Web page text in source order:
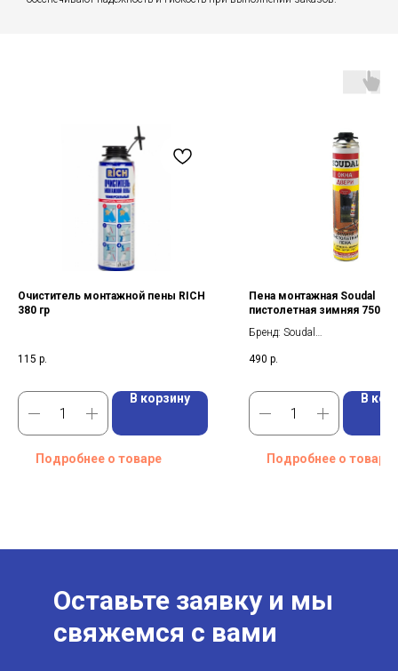
Очиститель монтажной пены RICH
380 гр
115 р.
В корзину
Подробнее о товаре
Пена монтажная Soudal
пистолетная зимняя 750 мл
Бренд: Soudal
Тип: Пена монтажная
490 р.
В
Подробнее о товаре
Оставьте заявку и мы
свяжемся с вами